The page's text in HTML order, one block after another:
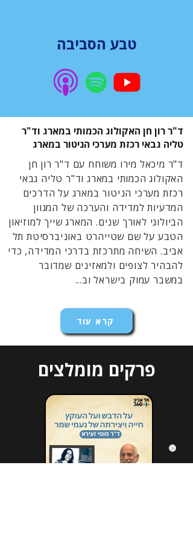
טבע הסביבה
ד"ר רון חן האקולוג הכמותי במארג וד"ר
טליה גבאי רכזת מערכי הניטור במארג
ד"ר מיכאל מירו משוחח עם ד"ר רון חן
האקולוג הכמותי במארג וד"ר טליה גבאי
רכזת מערכי הניטור במארג על הדרכים
המדעיות למדידה והערכה של המגוון
הביולוגי לאורך שנים. המארג שייך למוזיאון
הטבע על שם שטייהרט באוניברסיטת תל
אביב. השיחה מתרכזת בדרכי המדידה, כדי
להבהיר לצופים ולמאזינים שמדובר
במשבר עמוק בישראל וב...
קרא עוד
פרקים מומלצים